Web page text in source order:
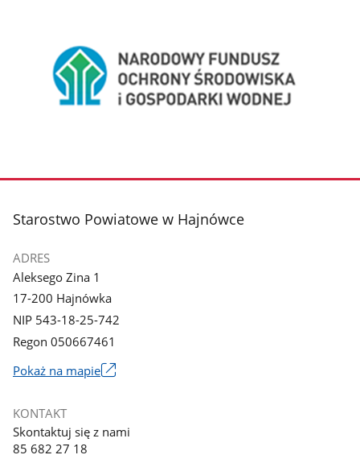
stopka
Starostwo Powiatowe w Hajnówce
ADRES
Aleksego Zina 1
17-200 Hajnówka
NIP 543-18-25-742
Regon 050667461
Pokaż na mapieLink
nowym
KONTAKT
Skontaktuj się z nami
85 682 27 18